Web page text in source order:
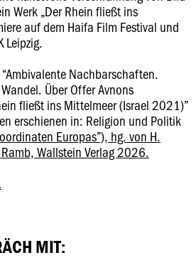
Werk „Der Rhein fließt ins
auf dem Haifa Film Festival und
Leipzig.
“Ambivalente Nachbarschaften.
Über Offer Avnons
fließt ins Mittelmeer (Israel 2021)”
erschienen in: Religion und Politik
Europas”), hg. von H.
Wallstein Verlag 2026.
MIT: